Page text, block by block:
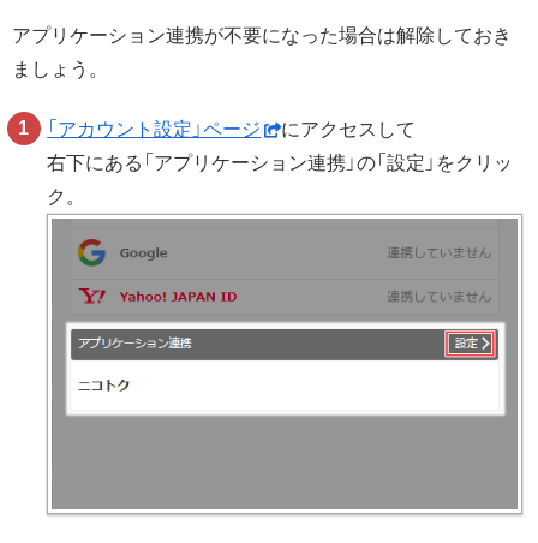
アプリケーション連携が不要になった場合は解除しておき
ましょう。
「アカウント設定」ページ
にアクセスして
右下にある「アプリケーション連携」の「設定」をクリッ
ク。